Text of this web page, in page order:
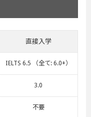
直接入学
IELTS 6.5 （全て: 6.0+）
3.0
不要